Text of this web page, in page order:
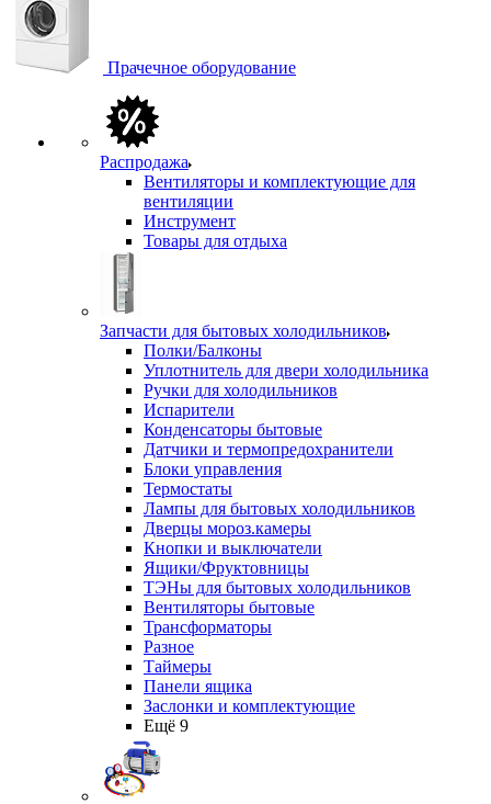
Прачечное оборудование
Распродажа
Вентиляторы и комплектующие для
вентиляции
Инструмент
Товары для отдыха
Запчасти для бытовых холодильников
Полки/Балконы
Уплотнитель для двери холодильника
Ручки для холодильников
Испарители
Конденсаторы бытовые
Датчики и термопредохранители
Блоки управления
Термостаты
Лампы для бытовых холодильников
Дверцы мороз.камеры
Кнопки и выключатели
Ящики/Фруктовницы
ТЭНы для бытовых холодильников
Вентиляторы бытовые
Трансформаторы
Разное
Таймеры
Панели ящика
Заслонки и комплектующие
Ещё 9